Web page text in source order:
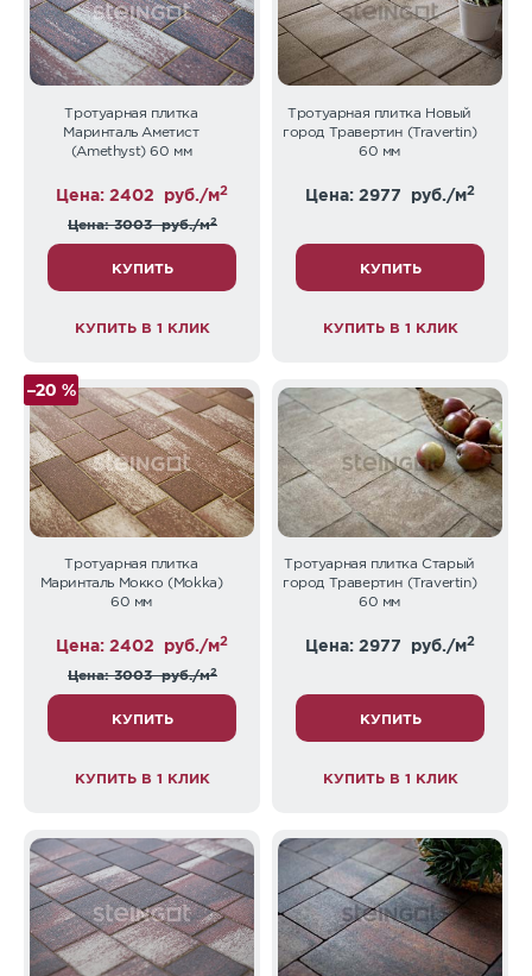
Тротуарная плитка
Маринталь Аметист
(Amethyst) 60 мм
Цена: 2402 руб./м2
Цена: 3003руб./м2
КУПИТЬ
КУПИТЬ В 1 КЛИК
Тротуарная плитка Новый
город Травертин (Travertin)
60 мм
Цена: 2977 руб./м2
КУПИТЬ
КУПИТЬ В 1 КЛИК
–20 %
Тротуарная плитка
Маринталь Мокко (Mokka)
60 мм
Цена: 2402 руб./м2
Цена: 3003руб./м2
КУПИТЬ
КУПИТЬ В 1 КЛИК
Тротуарная плитка Старый
город Травертин (Travertin)
60 мм
Цена: 2977 руб./м2
КУПИТЬ
КУПИТЬ В 1 КЛИК